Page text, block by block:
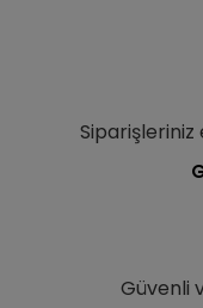
Siparişleriniz
Güvenli